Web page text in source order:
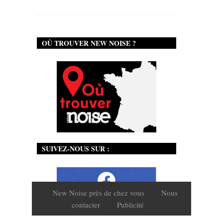
OÙ TROUVER NEW NOISE ?
SUIVEZ-NOUS SUR :
New Noise près de chez vous
Nous
contacter
Publicité